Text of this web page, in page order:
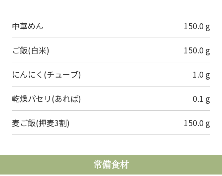
中華めん 150.0 g
ご飯(白米) 150.0 g
にんにく(チューブ) 1.0 g
乾燥パセリ(あれば) 0.1 g
麦ご飯(押麦3割) 150.0 g
常備食材